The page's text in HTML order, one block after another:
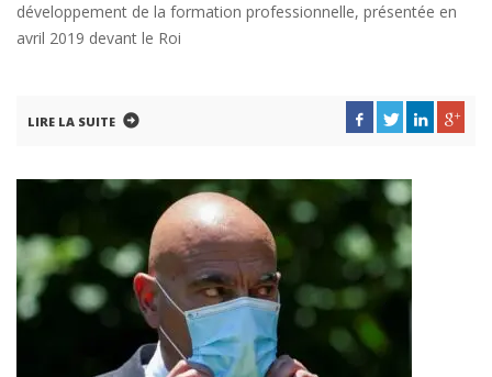
développement de la formation professionnelle, présentée en
avril 2019 devant le Roi
LIRE LA SUITE